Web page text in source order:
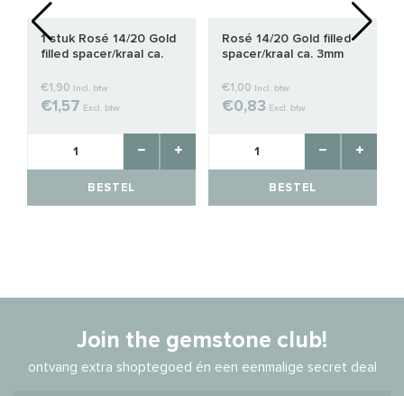
1 stuk Rosé 14/20 Gold
filled spacer/kraal ca.
€1,90 Incl. btw
€1,57 Excl. btw
BESTEL
Rosé 14/20 Gold filled
spacer/kraal ca. 3mm
€1,00 Incl. btw
€0,83 Excl. btw
BESTEL
Join the gemstone club!
ontvang extra shoptegoed én een eenmalige secret deal